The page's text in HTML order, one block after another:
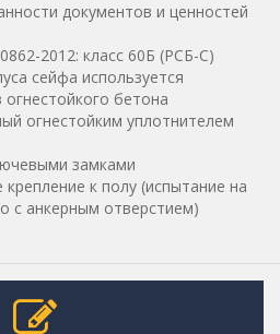
документов и ценностей
2012: класс 60Б (РСБ-С)
сейфа используется
бетона
огнестойким уплотнителем
замками
к полу (испытание на
с анкерным отверстием)